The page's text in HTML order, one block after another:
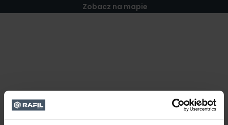
Zobacz na mapie